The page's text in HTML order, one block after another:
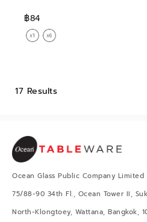
฿84
17 Results
Ocean Glass Public Company Limited
75/88-90 34th Fl., Ocean Tower II,
North-Klongtoey, Wattana, Bangkok,